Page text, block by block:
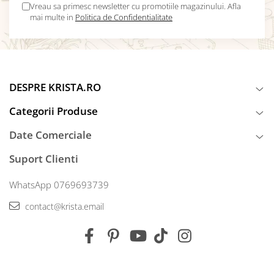
Vreau sa primesc newsletter cu promotiile magazinului. Afla
mai multe in Politica de Confidentialitate
DESPRE KRISTA.RO
Categorii Produse
Date Comerciale
Suport Clienti
WhatsApp 0769693739
contact@krista.email